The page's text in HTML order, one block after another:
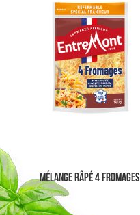
Mélange Râpé 4 Fromages